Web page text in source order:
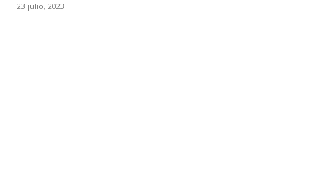
23 julio, 2023